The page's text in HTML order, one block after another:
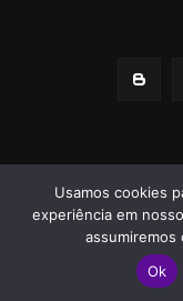
© Newspaper
Noticias
Serviços
Comportamento
Usamos cookies
experiência em
Ok